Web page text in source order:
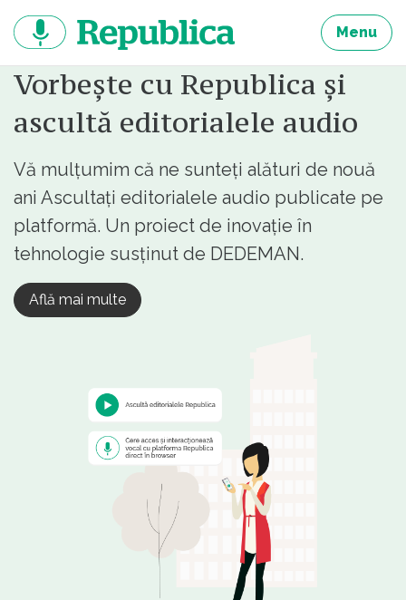
continut
Menu
Vorbește cu Republica și
ascultă editorialele audio
Vă mulțumim că ne sunteți alături de nouă
ani Ascultați editorialele audio publicate pe
platformă. Un proiect de inovație în
tehnologie susținut de DEDEMAN.
Află mai multe